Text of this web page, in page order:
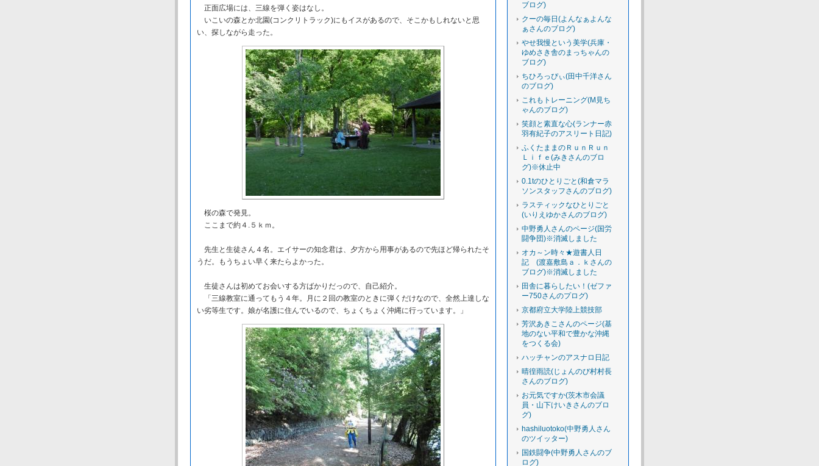
正面広場には、三線を弾く姿はなし。
いこいの森とか北園(コンクリトラック)にもイスがあるので、そこかもしれないと思
い、探しながら走った。
桜の森で発見。
ここまで約４.５ｋｍ。
先生と生徒さん４名。エイサーの知念君は、夕方から用事があるので先ほど帰られたそ
うだ。もうちょい早く来たらよかった。
生徒さんは初めてお会いする方ばかりだっので、自己紹介。
「三線教室に通ってもう４年。月に２回の教室のときに弾くだけなので、全然上達しな
い劣等生です。娘が名護に住んでいるので、ちょくちょく沖縄に行っています。」
ブログ)
クーの毎日(よんなぁよんな
ぁさんのブログ)
やせ我慢という美学(兵庫・
ゆめさき舎のまっちゃんの
ブログ)
ちひろっぴぃ(田中千洋さん
のブログ)
これもトレーニング(M見ち
ゃんのブログ)
笑顔と素直な心(ランナー赤
羽有紀子のアスリート日記)
ふくたままのＲｕｎＲｕｎ
Ｌｉｆｅ(みきさんのブロ
グ)※休止中
0.1tのひとりごと(和倉マラ
ソンスタッフさんのブログ)
ラスティックなひとりごと
(いりえゆかさんのブログ)
中野勇人さんのページ(国労
闘争団)※消滅しました
オカ～ン時々★遊書人日
記 (渡嘉敷島ａ．ｋさんの
ブログ)※消滅しました
田舎に暮らしたい！(ゼファ
ー750さんのプログ)
京都府立大学陸上競技部
芳沢あきこさんのページ(基
地のない平和で豊かな沖縄
をつくる会)
ハッチャンのアスナロ日記
晴徨雨読(じょんのび村村長
さんのブログ)
お元気ですか(茨木市会議
員・山下けいきさんのブロ
グ)
hashiluotoko(中野勇人さん
のツイッター)
国鉄闘争(中野勇人さんのブ
ログ)